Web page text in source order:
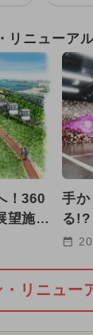
ト
ト
ント
ト
ト
ト
ト
ィーク)
リニューア
！360
望施設
生
手
る
AR
リニュー